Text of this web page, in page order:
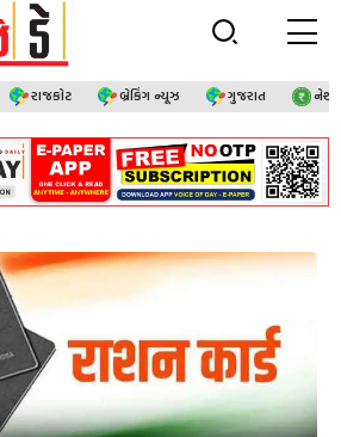
રાજકોટ બ્રેકિંગ ન્યૂઝ ગુજરાત